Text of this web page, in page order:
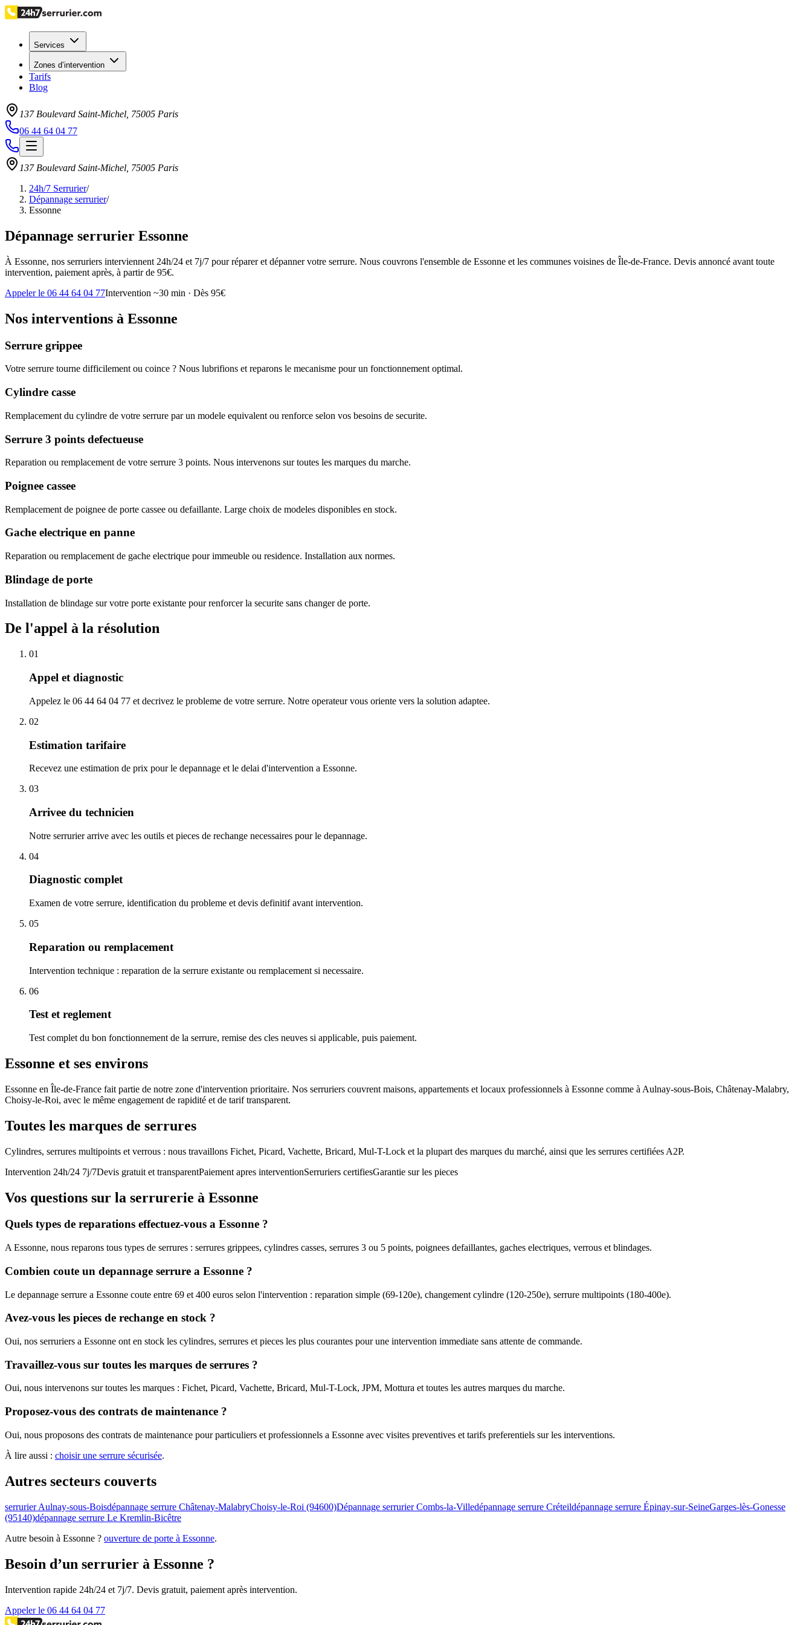
Services
Zones d’intervention
Tarifs
Blog
137 Boulevard Saint-Michel 75005 Paris
06 44 64 04 77
137 Boulevard Saint-Michel 75005 Paris
24h/7 Serrurier/
Dépannage serrurier/
Essonne
Dépannage serrurier Essonne
À Essonne, nos serruriers interviennent 24h/24 et 7j/7 pour réparer et dépanner votre serrure. Nous couvrons l'ensemble de Essonne et les communes voisines de Île-de-France. Devis annoncé avant toute
intervention, paiement après, à partir de 95€.
Appeler le 06 44 64 04 77Intervention ~30 min · Dès 95€
Nos interventions à Essonne
Serrure grippee
Votre serrure tourne difficilement ou coince ? Nous lubrifions et reparons le mecanisme pour un fonctionnement optimal.
Cylindre casse
Remplacement du cylindre de votre serrure par un modele equivalent ou renforce selon vos besoins de securite.
Serrure 3 points defectueuse
Reparation ou remplacement de votre serrure 3 points. Nous intervenons sur toutes les marques du marche.
Poignee cassee
Remplacement de poignee de porte cassee ou defaillante. Large choix de modeles disponibles en stock.
Gache electrique en panne
Reparation ou remplacement de gache electrique pour immeuble ou residence. Installation aux normes.
Blindage de porte
Installation de blindage sur votre porte existante pour renforcer la securite sans changer de porte.
De l'appel à la résolution
01
Appel et diagnostic
Appelez le 06 44 64 04 77 et decrivez le probleme de votre serrure. Notre operateur vous oriente vers la solution adaptee.
02
Estimation tarifaire
Recevez une estimation de prix pour le depannage et le delai d'intervention a Essonne.
03
Arrivee du technicien
Notre serrurier arrive avec les outils et pieces de rechange necessaires pour le depannage.
04
Diagnostic complet
Examen de votre serrure, identification du probleme et devis definitif avant intervention.
05
Reparation ou remplacement
Intervention technique : reparation de la serrure existante ou remplacement si necessaire.
06
Test et reglement
Test complet du bon fonctionnement de la serrure, remise des cles neuves si applicable, puis paiement.
Essonne et ses environs
Essonne en Île-de-France fait partie de notre zone d'intervention prioritaire. Nos serruriers couvrent maisons, appartements et locaux professionnels à Essonne comme à Aulnay-sous-Bois, Châtenay-Malabry,
Choisy-le-Roi, avec le même engagement de rapidité et de tarif transparent.
Toutes les marques de serrures
Cylindres, serrures multipoints et verrous : nous travaillons Fichet, Picard, Vachette, Bricard, Mul-T-Lock et la plupart des marques du marché, ainsi que les serrures certifiées A2P.
Intervention 24h/24 7j/7Devis gratuit et transparentPaiement apres interventionSerruriers certifiesGarantie sur les pieces
Vos questions sur la serrurerie à Essonne
Quels types de reparations effectuez-vous a Essonne ?
A Essonne, nous reparons tous types de serrures : serrures grippees, cylindres casses, serrures 3 ou 5 points, poignees defaillantes, gaches electriques, verrous et blindages.
Combien coute un depannage serrure a Essonne ?
Le depannage serrure a Essonne coute entre 69 et 400 euros selon l'intervention : reparation simple (69-120e), changement cylindre (120-250e), serrure multipoints (180-400e).
Avez-vous les pieces de rechange en stock ?
Oui, nos serruriers a Essonne ont en stock les cylindres, serrures et pieces les plus courantes pour une intervention immediate sans attente de commande.
Travaillez-vous sur toutes les marques de serrures ?
Oui, nous intervenons sur toutes les marques : Fichet, Picard, Vachette, Bricard, Mul-T-Lock, JPM, Mottura et toutes les autres marques du marche.
Proposez-vous des contrats de maintenance ?
Oui, nous proposons des contrats de maintenance pour particuliers et professionnels a Essonne avec visites preventives et tarifs preferentiels sur les interventions.
À lire aussi : choisir une serrure sécurisée.
Autres secteurs couverts
serrurier Aulnay-sous-Boisdépannage serrure Châtenay-MalabryChoisy-le-Roi (94600)Dépannage serrurier Combs-la-Villedépannage serrure Créteildépannage serrure Épinay-sur-SeineGarges-lès-Gonesse
(95140)dépannage serrure Le Kremlin-Bicêtre
Autre besoin à Essonne ? ouverture de porte à Essonne.
Besoin d’un serrurier à Essonne ?
Intervention rapide 24h/24 et 7j/7. Devis gratuit, paiement après intervention.
Appeler le 06 44 64 04 77